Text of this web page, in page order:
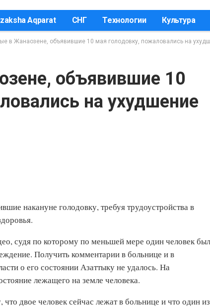
Aqparat СНГ Технологии Культура
в Жанаозене, объявившие 10 мая голодовку, пожаловались на
объявившие 10
на ухудшение
накануне голодовку, требуя трудоустройства в
судя по которому по меньшей мере один человек был
Получить комментарии в больнице и в
о его состоянии Азаттыку не удалось. На
лежащего на земле человека.
двое человек сейчас лежат в больнице и что один из